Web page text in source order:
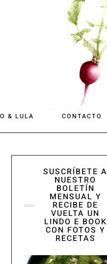
& LULA CONTACTO
SUSCRÍBETE A
NUESTRO
BOLETÍN
MENSUAL Y
RECIBE DE
VUELTA UN
LINDO E BOOK
CON FOTOS Y
RECETAS